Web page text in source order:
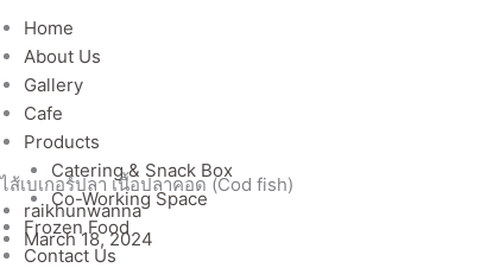
Home
About Us
Gallery
Cafe
Products
Catering & Snack Box
Co-Working Space
Frozen Food
Contact Us
ไส้เบเกอร์ปลา เนื้อปลาคอด (Cod fish)
raikhunwanna
March 18, 2024